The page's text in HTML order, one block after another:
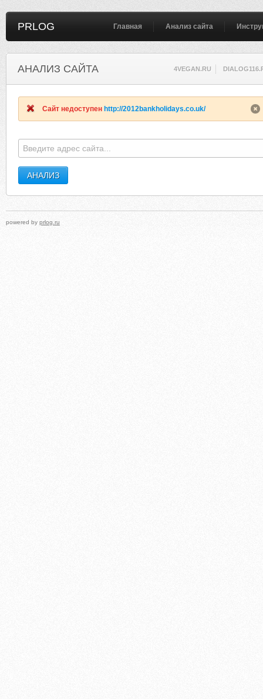
PRLOG Главная Анализ сайта
АНАЛИЗ САЙТА 4VEGAN.RU
Сайт недоступен http://2012bankholidays.co.uk/
powered by prlog.ru